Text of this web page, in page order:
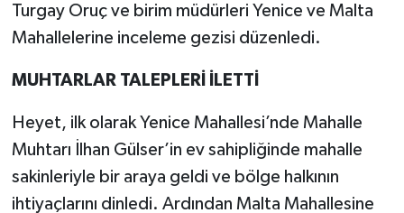
Turgay Oruç ve birim müdürleri Yenice ve Malta
Mahallelerine inceleme gezisi düzenledi.
MUHTARLAR TALEPLERİ İLETTİ
Heyet, ilk olarak Yenice Mahallesi’nde Mahalle
Muhtarı İlhan Gülser’in ev sahipliğinde mahalle
sakinleriyle bir araya geldi ve bölge halkının
ihtiyaçlarını dinledi. Ardından Malta Mahallesine